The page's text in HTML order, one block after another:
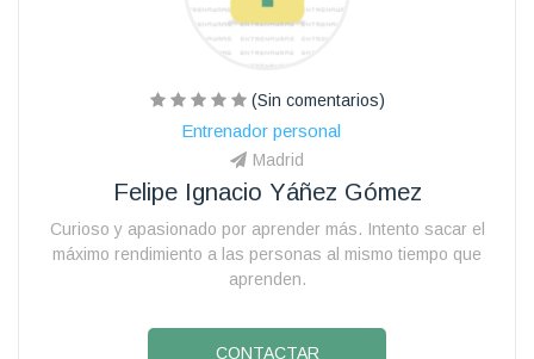
(Sin comentarios)
Entrenador personal
Madrid
Felipe Ignacio Yáñez Gómez
Curioso y apasionado por aprender más. Intento sacar el
máximo rendimiento a las personas al mismo tiempo que
aprenden.
CONTACTAR